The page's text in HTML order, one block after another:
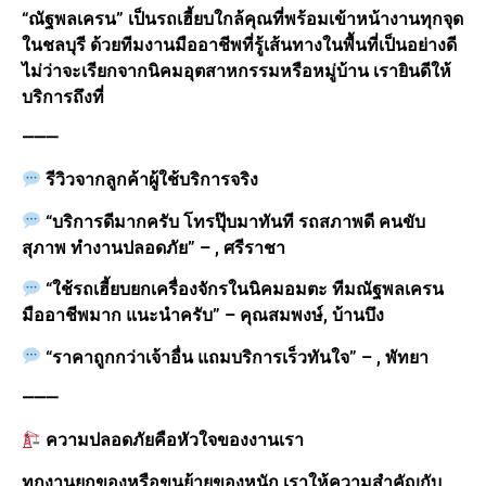
“ณัฐพลเครน” เป็นรถเฮี้ยบใกล้คุณที่พร้อมเข้าหน้างานทุกจุด
ในชลบุรี ด้วยทีมงานมืออาชีพที่รู้เส้นทางในพื้นที่เป็นอย่างดี
ไม่ว่าจะเรียกจากนิคมอุตสาหกรรมหรือหมู่บ้าน เรายินดีให้
บริการถึงที่
⸻
รีวิวจากลูกค้าผู้ใช้บริการจริง
“บริการดีมากครับ โทรปุ๊บมาทันที รถสภาพดี คนขับ
สุภาพ ทำงานปลอดภัย” – , ศรีราชา
“ใช้รถเฮี้ยบยกเครื่องจักรในนิคมอมตะ ทีมณัฐพลเครน
มืออาชีพมาก แนะนำครับ” – คุณสมพงษ์, บ้านบึง
“ราคาถูกกว่าเจ้าอื่น แถมบริการเร็วทันใจ” – , พัทยา
⸻
ความปลอดภัยคือหัวใจของงานเรา